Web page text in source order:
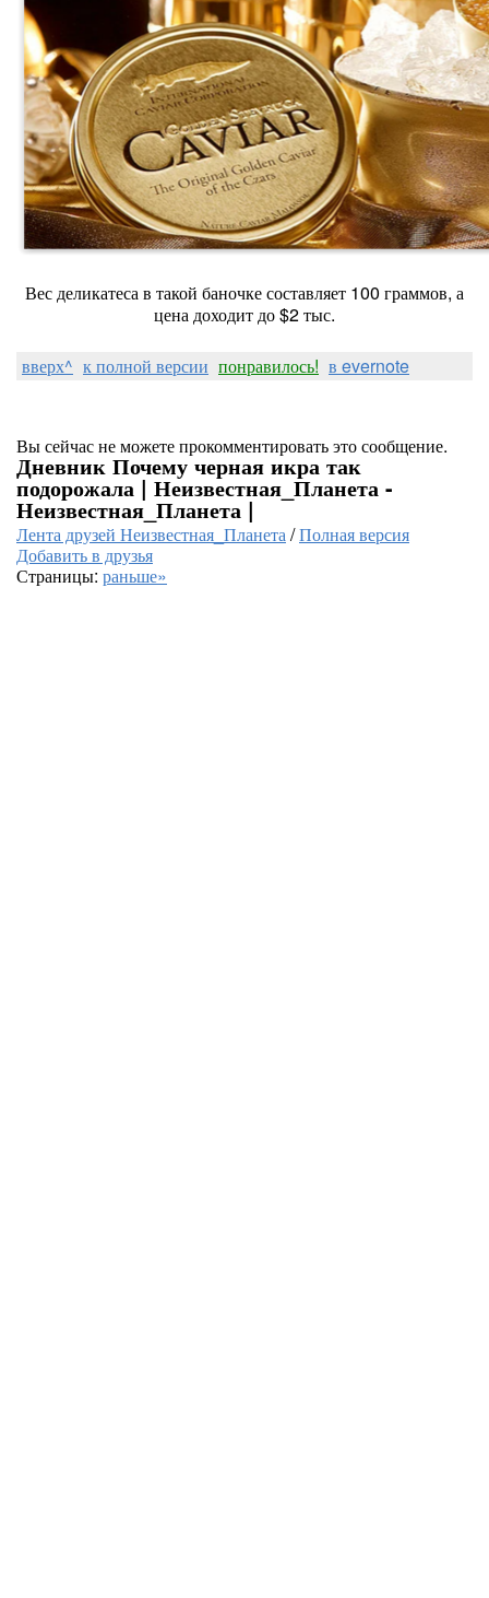
Вес деликатеса в такой баночке составляет 100 граммов, а
цена доходит до $2 тыс.
вверх^ к полной версии понравилось! в evernote
Вы сейчас не можете прокомментировать это сообщение.
Дневник Почему черная икра так
подорожала | Неизвестная_Планета -
Неизвестная_Планета |
Лента друзей Неизвестная_Планета/Полная версия
Добавить в друзья
Страницы: раньше»